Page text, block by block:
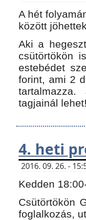
A hét
között
Aki a
csütörtökön
estebédet
forint, ami 2
tartalmazza.
tagjainál
4. heti
2016. 09. 26. -
Kedden
Csütörtökön
foglalkozás,